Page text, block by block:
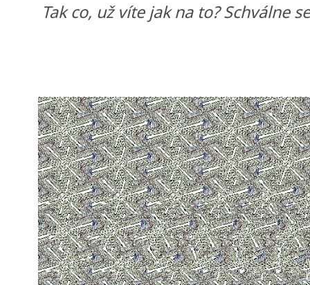
Tak co, už víte jak na to? Schválne